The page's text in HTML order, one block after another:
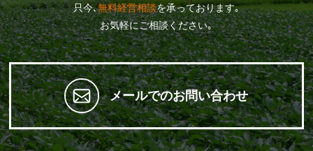
只今､無料経営相談を承っております｡
お気軽にご相談ください｡
メールでのお問い合わせ